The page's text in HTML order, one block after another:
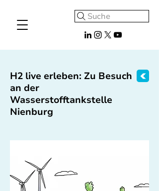
Suche
H2 live erleben: Zu Besuch
an der
Wasserstofftankstelle
Nienburg